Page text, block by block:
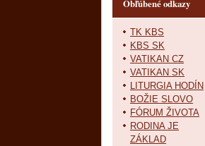
Obľúbené odkazy
TK KBS
KBS SK
VATIKAN CZ
VATIKAN SK
LITURGIA HODÍN
BOŽIE SLOVO
FÓRUM ŽIVOTA
RODINA JE
ZÁKLAD